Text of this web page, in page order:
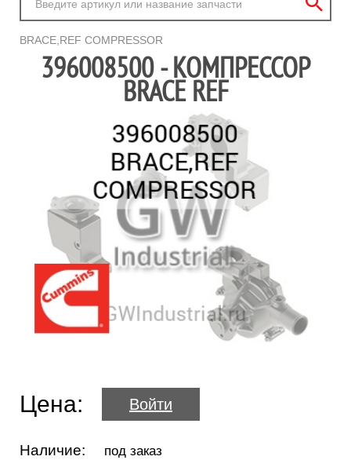
BRACE,REF COMPRESSOR
396008500 - КОМПРЕССОР
BRACE REF
Цена: Войти
Наличие: под заказ